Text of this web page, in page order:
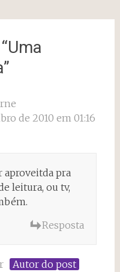
Uma
”
de 2010 em 01:16
aproveitda pra
leitura, ou tv,
Resposta
Autor do post